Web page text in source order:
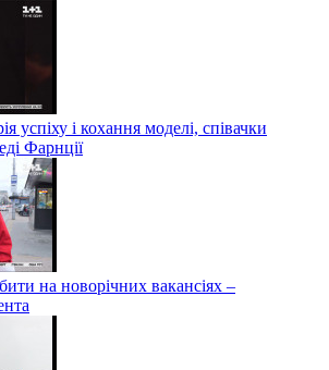
успіху і кохання моделі, співачки
Фарнції
на новорічних вакансіях –